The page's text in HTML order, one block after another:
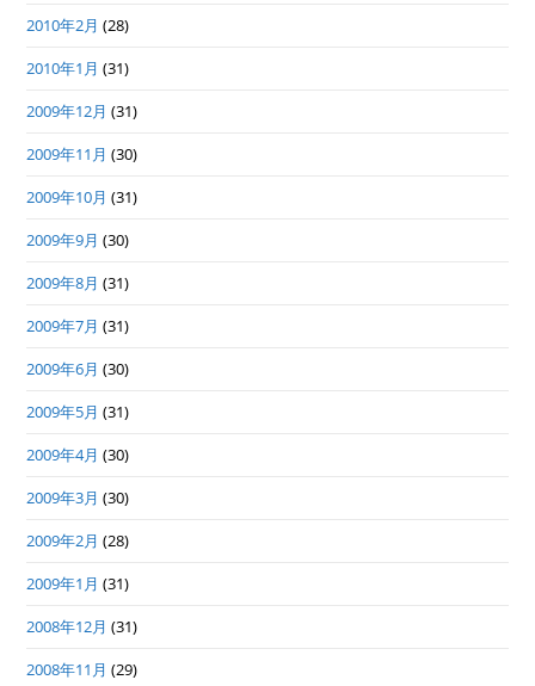
2010年2月 (28)
2010年1月 (31)
2009年12月 (31)
2009年11月 (30)
2009年10月 (31)
2009年9月 (30)
2009年8月 (31)
2009年7月 (31)
2009年6月 (30)
2009年5月 (31)
2009年4月 (30)
2009年3月 (30)
2009年2月 (28)
2009年1月 (31)
2008年12月 (31)
2008年11月 (29)